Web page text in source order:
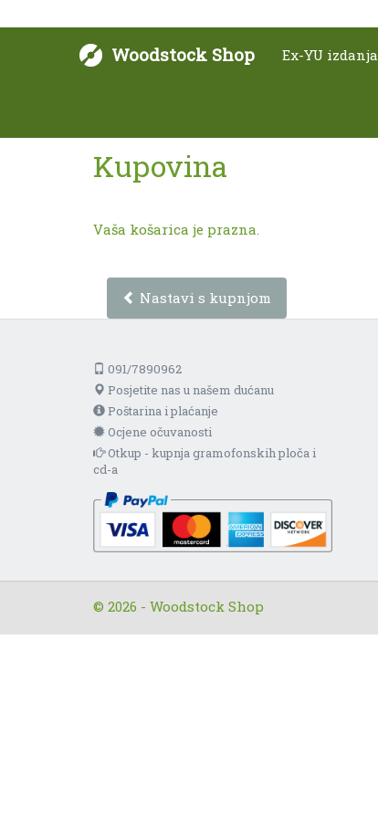
Woodstock Shop Ex-YU izdanja
Kupovina
Vaša košarica je prazna.
Nastavi s kupnjom
091/7890962
Posjetite nas u našem dućanu
Poštarina i plaćanje
Ocjene očuvanosti
Otkup - kupnja gramofonskih ploča i
cd-a
© 2026 - Woodstock Shop